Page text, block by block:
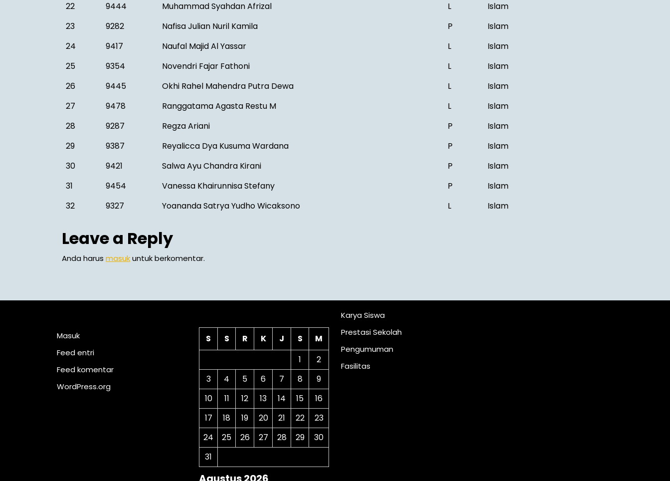
22
9444 Muhammad Syahdan Afrizal L
Islam
23
9282 Nafisa Julian Nuril Kamila P
Islam
24
9417 Naufal Majid Al Yassar L
Islam
25
9354 Novendri Fajar Fathoni L
Islam
26
9445 Okhi Rahel Mahendra Putra Dewa L
Islam
27
9478 Ranggatama Agasta Restu M L
Islam
28
9287 Regza Ariani P
Islam
29
9387 Reyalicca Dya Kusuma Wardana P
Islam
30
9421 Salwa Ayu Chandra Kirani P
Islam
31
9454 Vanessa Khairunnisa Stefany P
Islam
32
9327 Yoananda Satrya Yudho Wicaksono L Islam
Leave a Reply
Anda harus masukuntuk berkomentar.
Masuk
Feed entri
Feed komentar
WordPress.org
S S R K J S
M
1
2
3
4 5 6 7 8
9
10
11 12 13 14 15
16
17
18 19 20 21 22
23
24
25 26 27 28 29
30
31
Karya Siswa
Prestasi Sekolah
Pengumuman
Fasilitas